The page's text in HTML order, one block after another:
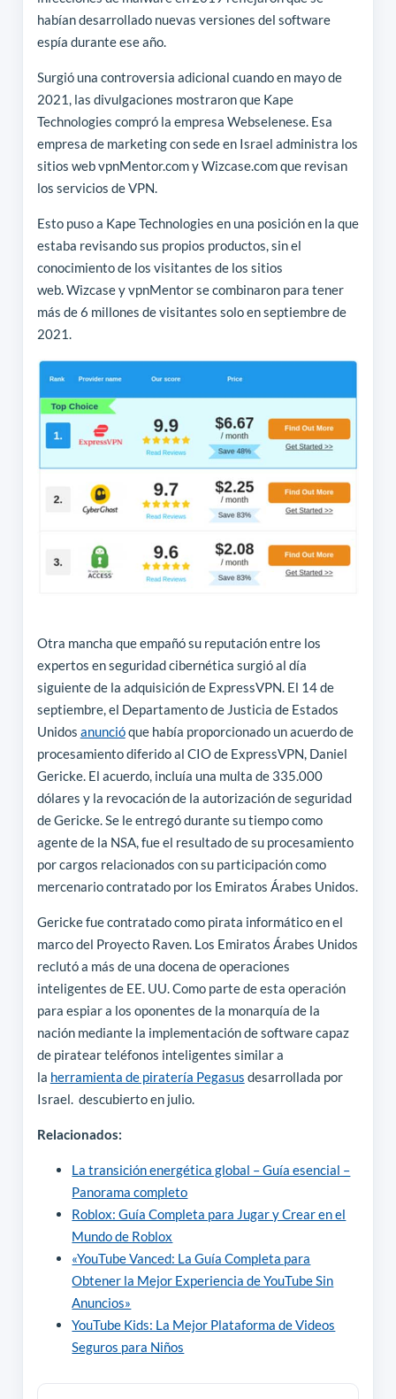
habían desarrollado nuevas versiones del software
espía durante ese año.
Surgió una controversia adicional cuando en mayo de
2021, las divulgaciones mostraron que Kape
Technologies compró la empresa Webselenese. Esa
empresa de marketing con sede en Israel administra los
sitios web vpnMentor.com y Wizcase.com que revisan
los servicios de VPN.
Esto puso a Kape Technologies en una posición en la que
estaba revisando sus propios productos, sin el
conocimiento de los visitantes de los sitios
web. Wizcase y vpnMentor se combinaron para tener
más de 6 millones de visitantes solo en septiembre de
2021.
Otra mancha que empañó su reputación entre los
expertos en seguridad cibernética surgió al día
siguiente de la adquisición de ExpressVPN. El 14 de
septiembre, el Departamento de Justicia de Estados
Unidos anuncióque había proporcionado un acuerdo de
procesamiento diferido al CIO de ExpressVPN, Daniel
Gericke. El acuerdo, incluía una multa de 335.000
dólares y la revocación de la autorización de seguridad
de Gericke. Se le entregó durante su tiempo como
agente de la NSA, fue el resultado de su procesamiento
por cargos relacionados con su participación como
mercenario contratado por los Emiratos Árabes Unidos.
Gericke fue contratado como pirata informático en el
marco del Proyecto Raven. Los Emiratos Árabes Unidos
reclutó a más de una docena de operaciones
inteligentes de EE. UU. Como parte de esta operación
para espiar a los oponentes de la monarquía de la
nación mediante la implementación de software capaz
de piratear teléfonos inteligentes similar a
la herramienta de piratería Pegasus desarrollada por
Israel. descubierto en julio.
Relacionados:
La transición energética global – Guía esencial –
Panorama completo
Roblox: Guía Completa para Jugar y Crear en el
Mundo de Roblox
«YouTube Vanced: La Guía Completa para
Obtener la Mejor Experiencia de YouTube Sin
Anuncios»
YouTube Kids: La Mejor Plataforma de Videos
Seguros para Niños